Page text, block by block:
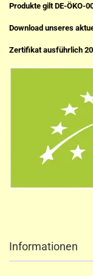
Produkte gilt DE-ÖKO-
Download unseres
Zertifikat ausführlich
Informationen